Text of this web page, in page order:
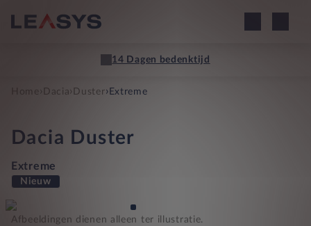
14 Dagen bedenktijd
Home Dacia› Duster› Extreme
Dacia Duster
Extreme
Nieuw
Afbeeldingen dienen alleen ter illustratie.